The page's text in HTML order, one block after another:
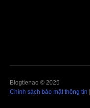
Blogtienao © 2025
Chính sách bảo mật thông tin